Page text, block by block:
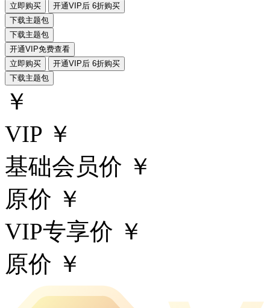
立即购买
开通VIP后 6折购买
下载主题包
下载主题包
开通VIP免费查看
立即购买
开通VIP后 6折购买
下载主题包
￥
VIP ￥
基础会员价 ￥
原价 ￥
VIP专享价 ￥
原价 ￥